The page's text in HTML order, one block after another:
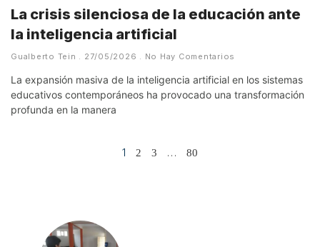
La crisis silenciosa de la educación ante
la inteligencia artificial
Gualberto Tein 27/05/2026 No Hay Comentarios
La expansión masiva de la inteligencia artificial en los sistemas
educativos contemporáneos ha provocado una transformación
profunda en la manera
1 2 3 … 80